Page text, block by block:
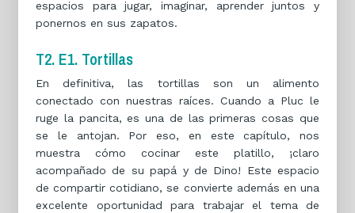
espacios para jugar, imaginar, aprender juntos y
ponernos en sus zapatos.
T2. E1. Tortillas
En definitiva, las tortillas son un alimento
conectado con nuestras raíces. Cuando a Pluc le
ruge la pancita, es una de las primeras cosas que
se le antojan. Por eso, en este capítulo, nos
muestra cómo cocinar este platillo, ¡claro
acompañado de su papá y de Dino! Este espacio
de compartir cotidiano, se convierte además en una
excelente oportunidad para trabajar el tema de